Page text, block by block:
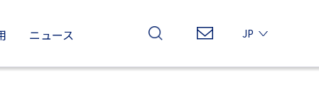
ニュース
JP